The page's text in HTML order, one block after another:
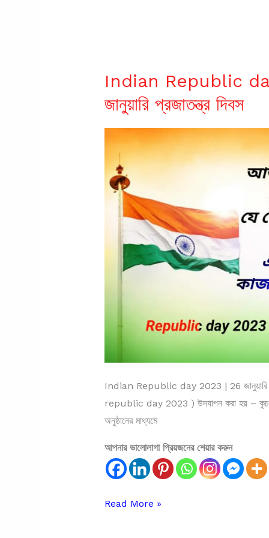
Indian Republic
জানুয়ারি প্রজাতন্ত্র দিবস
Indian Republic day 2023 | 26 জানুয়ারি
republic day 2023 ) উদযাপন করা হয় –
অনুষ্ঠানের মাধ্যমে
আপনার ভালোলাগা প্রিয়জনের শেয়ার করুন
Indian
Read More »